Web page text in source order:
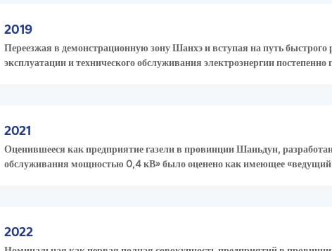
2019
Переезжая в демонстрационную зону Шанхэ и вступая на путь
эксплуатации и технического обслуживания электроэнергии
2021
Оценившееся как предприятие газели в провинции Шаньдун,
обслуживания мощностью 0,4 кВ» было оценено как имеющее
2022